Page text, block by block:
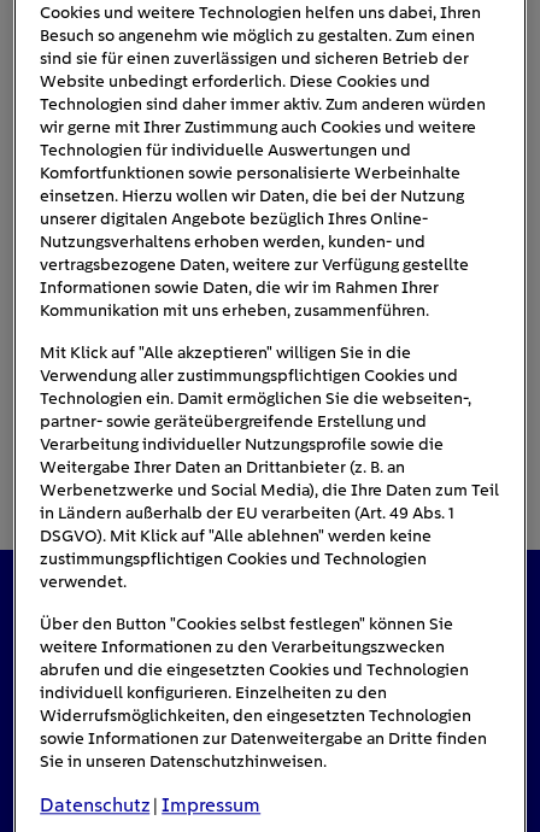
gasheizung-erneuern-monteur
Das könnte Sie auch interessieren
#Solarenergie
Cookies und weitere Technologien helfen uns dabei, Ihren
Besuch so angenehm wie möglich zu gestalten. Zum einen
sind sie für einen zuverlässigen und sicheren Betrieb der
Website unbedingt erforderlich. Diese Cookies und
Technologien sind daher immer aktiv. Zum anderen würden
wir gerne mit Ihrer Zustimmung auch Cookies und weitere
Technologien für individuelle Auswertungen und
Komfortfunktionen sowie personalisierte Werbeinhalte
einsetzen. Hierzu wollen wir Daten, die bei der Nutzung
unserer digitalen Angebote bezüglich Ihres Online-
Nutzungsverhaltens erhoben werden, kunden- und
vertragsbezogene Daten, weitere zur Verfügung gestellte
Informationen sowie Daten, die wir im Rahmen Ihrer
Kommunikation mit uns erheben, zusammenführen.
Mit Klick auf "Alle akzeptieren" willigen Sie in die
Verwendung aller zustimmungspflichtigen Cookies und
Technologien ein. Damit ermöglichen Sie die webseiten-,
partner- sowie geräteübergreifende Erstellung und
Verarbeitung individueller Nutzungsprofile sowie die
Weitergabe Ihrer Daten an Drittanbieter (z. B. an
Werbenetzwerke und Social Media), die Ihre Daten zum Teil
in Ländern außerhalb der EU verarbeiten (Art. 49 Abs. 1
DSGVO). Mit Klick auf "Alle ablehnen" werden keine
zustimmungspflichtigen Cookies und Technologien
verwendet.
Über den Button "Cookies selbst festlegen" können Sie
weitere Informationen zu den Verarbeitungszwecken
abrufen und die eingesetzten Cookies und Technologien
individuell konfigurieren. Einzelheiten zu den
Widerrufsmöglichkeiten, den eingesetzten Technologien
sowie Informationen zur Datenweitergabe an Dritte finden
Sie in unseren Datenschutzhinweisen.
Datenschutz |Impressum